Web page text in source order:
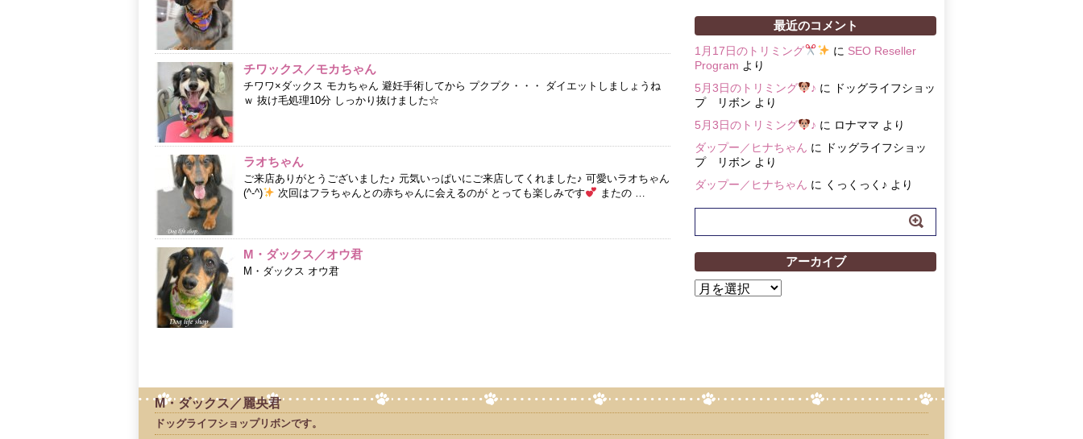
チワックス／モカちゃん
チワワ×ダックス モカちゃん 避妊手術してから プクプク・・・ ダイエットしましょうね
ｗ 抜け毛処理10分 しっかり抜けました☆
ラオちゃん
ご来店ありがとうございました♪ 元気いっぱいにご来店してくれました♪ 可愛いラオちゃん
(^-^)
次回はフラちゃんとの赤ちゃんに会えるのが とっても楽しみです またの …
M・ダックス／オウ君
M・ダックス オウ君
最近のコメント
1月17日のトリミング に SEO Reseller
Program より
5月3日のトリミング
♪ に
ドッグライフショッ
プ リボン より
5月3日のトリミング
♪ に ロナママ より
ダップー／ヒナちゃん に
ドッグライフショッ
プ リボン より
ダップー／ヒナちゃん に くっくっく♪ より
アーカイブ
ア
M・ダックス／麗央君
ドッグライフショップリボンです。